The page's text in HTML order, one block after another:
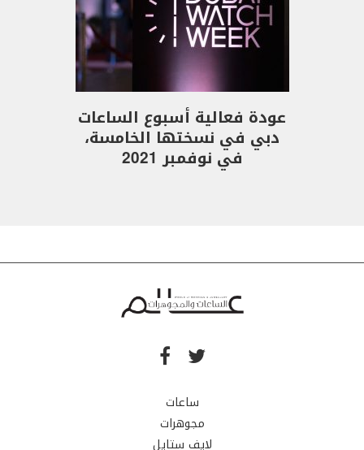
عودة فعالية أسبوع الساعات
دبي في نسختها الخامسة،
في نوفمبر 2021
ساعات
مجوهرات
لايف ستايل